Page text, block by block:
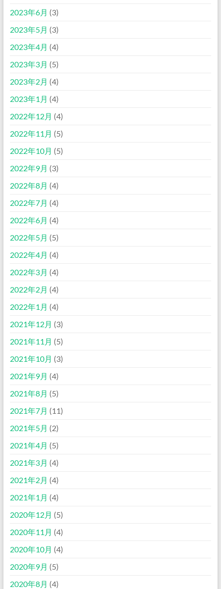
2023年6月 (3)
2023年5月 (3)
2023年4月 (4)
2023年3月 (5)
2023年2月 (4)
2023年1月 (4)
2022年12月 (4)
2022年11月 (5)
2022年10月 (5)
2022年9月 (3)
2022年8月 (4)
2022年7月 (4)
2022年6月 (4)
2022年5月 (5)
2022年4月 (4)
2022年3月 (4)
2022年2月 (4)
2022年1月 (4)
2021年12月 (3)
2021年11月 (5)
2021年10月 (3)
2021年9月 (4)
2021年8月 (5)
2021年7月 (11)
2021年5月 (2)
2021年4月 (5)
2021年3月 (4)
2021年2月 (4)
2021年1月 (4)
2020年12月 (5)
2020年11月 (4)
2020年10月 (4)
2020年9月 (5)
2020年8月 (4)